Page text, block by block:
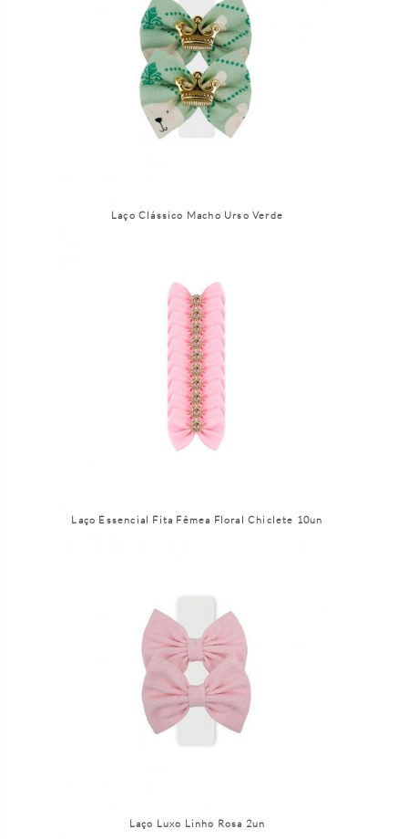
Laço Clássico Macho Urso Verde
Laço Essencial Fita Fêmea Floral Chiclete 10un
Laço Luxo Linho Rosa 2un